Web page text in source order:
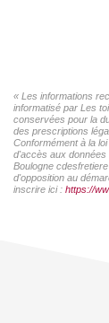
« Les informations
informatisé par Les
conservées pour la
des prescriptions
Conformément à la
d'accès aux
Boulogne
d'opposition au
inscrire ici : https://